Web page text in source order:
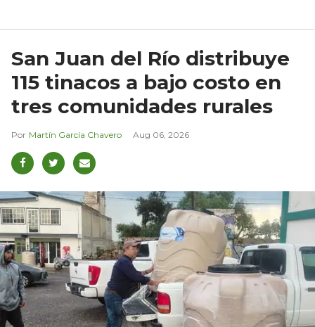
San Juan del Río distribuye
115 tinacos a bajo costo en
tres comunidades rurales
Martín García Chavero Aug 06, 2026